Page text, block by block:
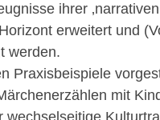
ihrer ‚narrativen
erweitert und
werden.
Praxisbeispiele
mit